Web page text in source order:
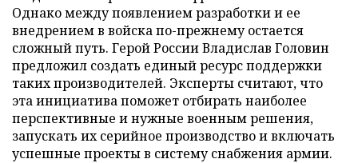
Однако между появлением разработки и ее
внедрением в войска по-прежнему остается
сложный путь. Герой России Владислав Головин
предложил создать единый ресурс поддержки
таких производителей. Эксперты считают, что
эта инициатива поможет отбирать наиболее
перспективные и нужные военным решения,
запускать их серийное производство и включать
успешные проекты в систему снабжения армии.